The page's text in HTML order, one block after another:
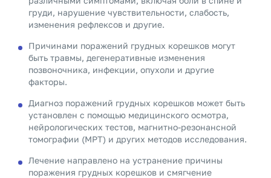
груди, нарушение чувствительности, слабость,
изменения рефлексов и другие.
Причинами поражений грудных корешков могут
быть травмы, дегенеративные изменения
позвоночника, инфекции, опухоли и другие
факторы.
Диагноз поражений грудных корешков может быть
установлен с помощью медицинского осмотра,
нейрологических тестов, магнитно-резонансной
томографии (МРТ) и других методов исследования.
Лечение направлено на устранение причины
поражения грудных корешков и смягчение